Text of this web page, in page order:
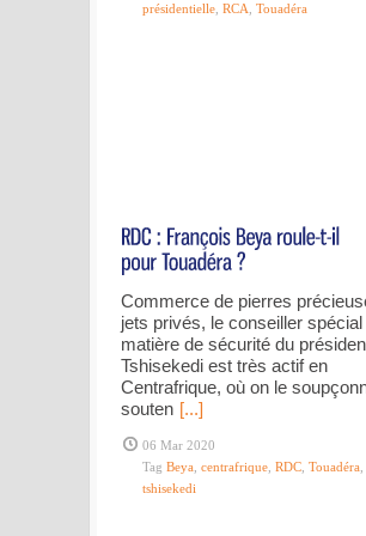
présidentielle RCA Touadéra
Commerce de pierres
jets privés, le conseiller spécial
matière de sécurité du
Tshisekedi est très actif en
Centrafrique, où on le
souten [...]
06 Mar 2020
Tag Beya centrafrique RDC Touadéra
tshisekedi